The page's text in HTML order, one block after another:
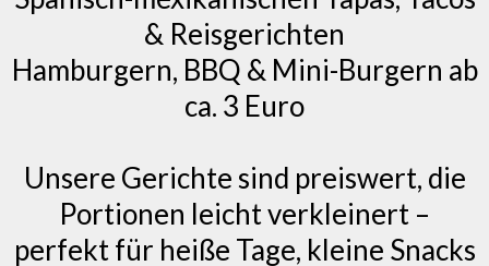
& Reisgerichten
Hamburgern, BBQ & Mini-Burgern ab
ca. 3 Euro
Unsere Gerichte sind preiswert, die
Portionen leicht verkleinert –
perfekt für heiße Tage, kleine Snacks